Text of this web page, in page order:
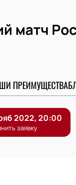
матч
ПРЕИМУЩЕСТВА